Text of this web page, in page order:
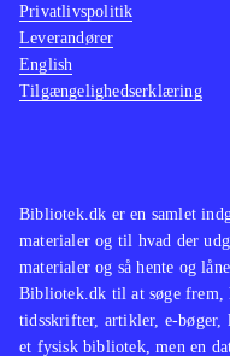
Bibliotek.dk er en samlet
materialer og til hvad der
materialer og så hente og
Bibliotek.dk til at søge frem,
tidsskrifter, artikler, e-bøger,
et fysisk bibliotek, men en
Privatlivspolitik
Leverandører
English
Tilgængelighedserklæring